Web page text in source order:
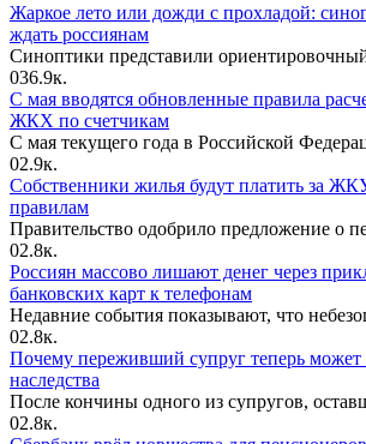
Жаркое лето или дожди с прохладой:
ждать россиянам
Синоптики представили
036.9к.
С мая вводятся обновленные правила
ЖКХ по счетчикам
С мая текущего года в Российской
02.9к.
Собственники жилья будут платить за
правилам
Правительство одобрило предложение о
02.8к.
Россиян массово лишают денег через
банковских карт к телефонам
Недавние события показывают, что
02.8к.
Почему переживший супруг теперь может
наследства
После кончины одного из супругов,
02.8к.